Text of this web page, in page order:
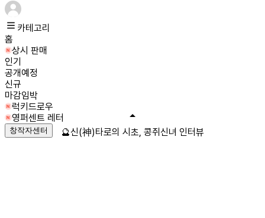
카테고리
홈
상시 판매
인기
공개예정
신규
마감임박
럭키드로우
영퍼센트 레터
창작자센터 🔮신(神)타로의 시초, 콩쥐신녀 인터뷰